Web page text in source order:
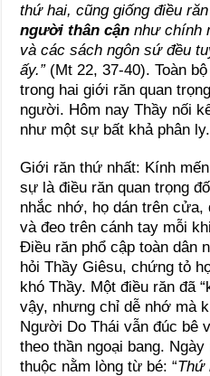
thứ hai, cũng giống điều
người thân cậnnhư chính
và các sách ngôn sứ đều
ấy.” (Mt 22, 37-40). Toàn
trong hai giới răn quan
người. Hôm nay Thầy nối
như một sự bất khả phân ly.
Giới răn thứ nhất: Kính
sự là điều răn quan trọng
nhắc nhớ, họ dán trên
và đeo trên cánh tay mỗi
Điều răn phổ cập toàn dân
hỏi Thầy Giêsu, chứng tỏ
khó Thầy. Một điều răn đã
vậy, nhưng chỉ dễ nhớ mà
Người Do Thái vẫn đúc bê
theo thần ngoại bang.
thuộc nằm lòng từ bé: “Thứ